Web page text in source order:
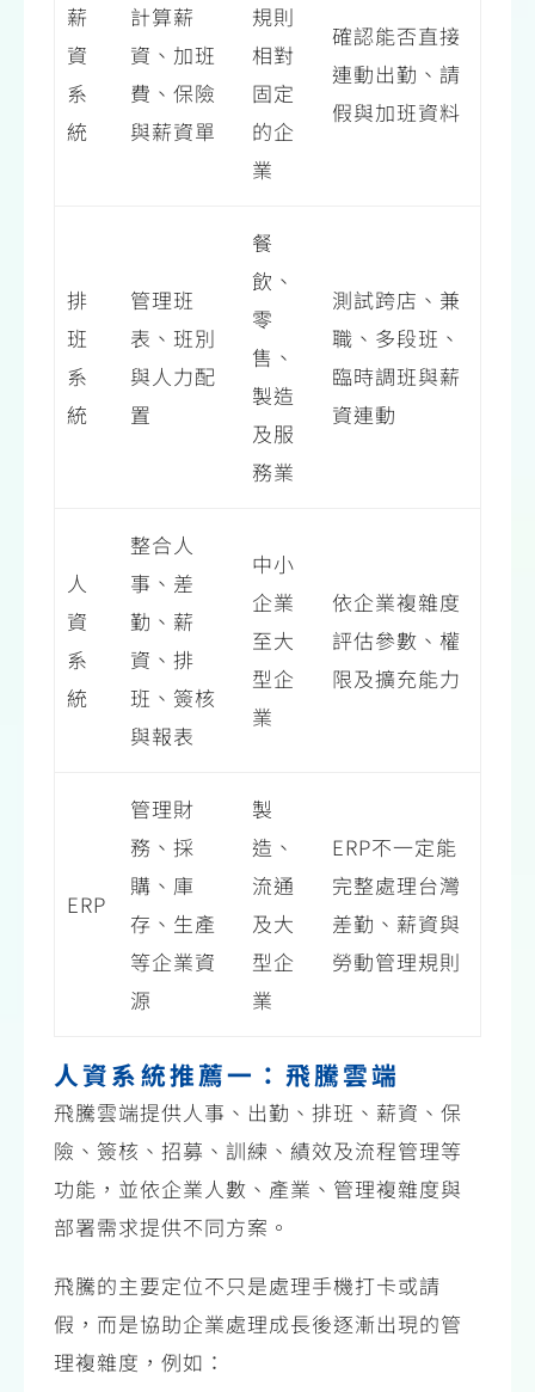
薪
資
系
統
計算薪
資、加班
費、保險
與薪資單
規則
相對
固定
的企
業
確認能否直接
連動出勤、請
假與加班資料
排
班
系
統
管理班
表、班別
與人力配
置
餐
飲、
零
售、
製造
及服
務業
測試跨店、兼
職、多段班、
臨時調班與薪
資連動
人
資
系
統
整合人
事、差
勤、薪
資、排
班、簽核
與報表
中小
企業
至大
型企
業
依企業複雜度
評估參數、權
限及擴充能力
ERP
管理財
務、採
購、庫
存、生產
等企業資
源
製
造、
流通
及大
型企
業
ERP不一定能
完整處理台灣
差勤、薪資與
勞動管理規則
人資系統推薦一：飛騰雲端
飛騰雲端提供人事、出勤、排班、薪資、保
險、簽核、招募、訓練、績效及流程管理等
功能，並依企業人數、產業、管理複雜度與
部署需求提供不同方案。
飛騰的主要定位不只是處理手機打卡或請
假，而是協助企業處理成長後逐漸出現的管
理複雜度，例如：